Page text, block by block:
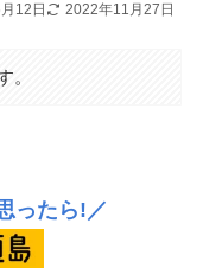
12日 2022年11月27日
。
ったら!／